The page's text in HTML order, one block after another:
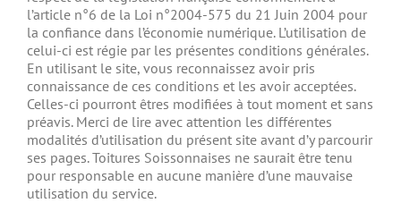
l’article n°6 de la Loi n°2004-575 du 21 Juin 2004 pour
la confiance dans l’économie numérique. L’utilisation de
celui-ci est régie par les présentes conditions générales.
En utilisant le site, vous reconnaissez avoir pris
connaissance de ces conditions et les avoir acceptées.
Celles-ci pourront êtres modifiées à tout moment et sans
préavis. Merci de lire avec attention les différentes
modalités d’utilisation du présent site avant d’y parcourir
ses pages. Toitures Soissonnaises ne saurait être tenu
pour responsable en aucune manière d’une mauvaise
utilisation du service.